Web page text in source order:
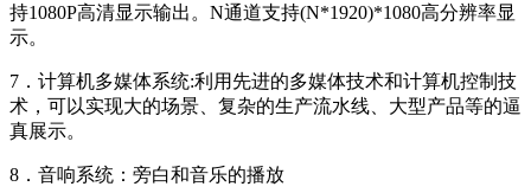
持1080P高清显示输出。N通道支持(N*1920)*1080高分辨率显
示。
7．计算机多媒体系统:利用先进的多媒体技术和计算机控制技
术，可以实现大的场景、复杂的生产流水线、大型产品等的逼
真展示。
8．音响系统：旁白和音乐的播放